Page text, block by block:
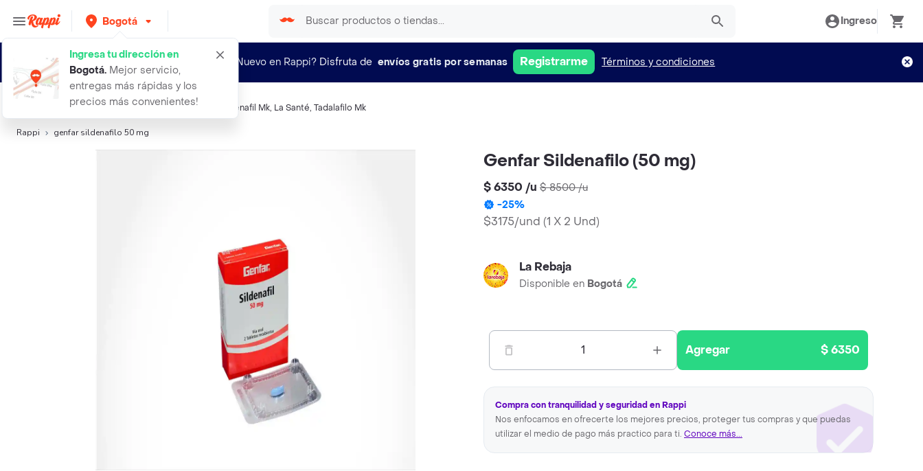
Bogotá
Ingresa tu dirección en
Bogotá. Mejor servicio,
entregas más rápidas y los
precios más convenientes!
Ingreso
¿Nuevo en Rappi? Disfruta de envíos gratis por semanas Registrarme Términos y condiciones
Búsquedas relacionadas:Vigorizantes,Sildenafil Sildenafil Mk, La Santé, Tadalafilo Mk
Rappi genfar sildenafilo 50 mg
Genfar Sildenafilo (50 mg)
$ 6350 /u $ 8500/u
-25%
$3175/und (1 X 2 Und)
La Rebaja
Disponible en Bogotá
1 Agregar $ 6350
Compra con tranquilidad y seguridad en Rappi
Nos enfocamos en ofrecerte los mejores precios, proteger tus compras y que puedas
utilizar el medio de pago más practico para ti. Conoce más...